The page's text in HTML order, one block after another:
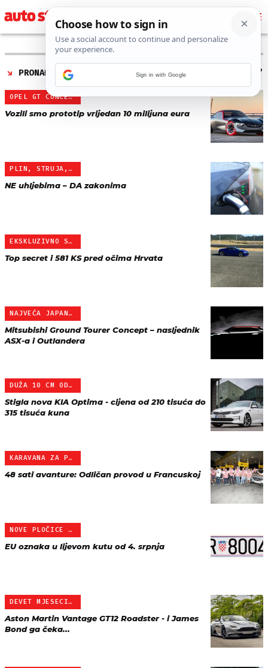
PRONAĐENO 108 REZULTATA ZA AUTORA “ ”
OPEL GT CONCEPT
Vozili smo prototip vrijedan 10 milijuna eura
PLIN, STRUJA, VODIK I BI…
NE uhljebima – DA zakonima
EKSKLUZIVNO S GROBNIKA -…
Top secret i 581 KS pred očima Hrvata
NAJVEĆA JAPANSKA ZVIJEZD…
Mitsubishi Ground Tourer Concept – nasljednik
ASX-a i Outlandera
DUŽA 10 CM OD PASSATA, O…
Stigla nova KIA Optima - cijena od 210 tisuća do
315 tisuća kuna
KARAVANA ZA PAMĆENJE
48 sati avanture: Odličan provod u Francuskoj
NOVE PLOČICE BITNO JEFTI…
EU oznaka u lijevom kutu od 4. srpnja
DEVET MJESECI RADA ZA PR…
Aston Martin Vantage GT12 Roadster - i James
Bond ga čeka...
Sign in with Google